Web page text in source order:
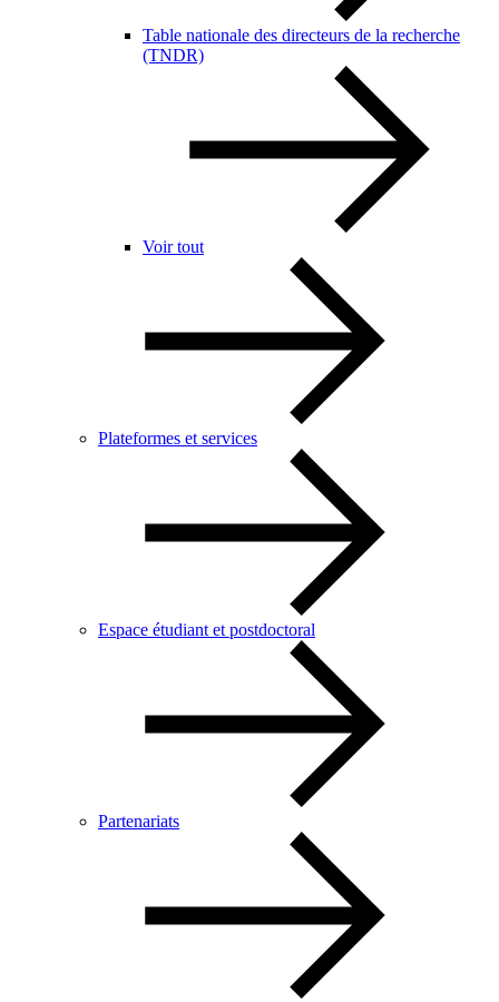
Table nationale des directeurs de la recherche
(TNDR)
Voir tout
Plateformes et services
Espace étudiant et postdoctoral
Partenariats